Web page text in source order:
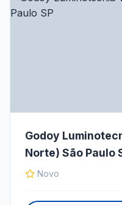
Godoy
Norte) São Paulo
Novo